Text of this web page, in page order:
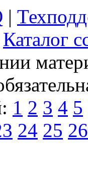
|
Каталог
1 2 3 4 5
24 25 26